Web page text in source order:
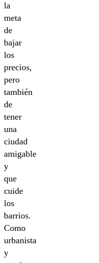
la
meta
de
bajar
los
precios,
pero
también
de
tener
una
ciudad
amigable
y
que
cuide
los
barrios.
Como
urbanista
y